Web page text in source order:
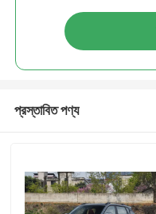
প্রস্তাবিত পণ্য